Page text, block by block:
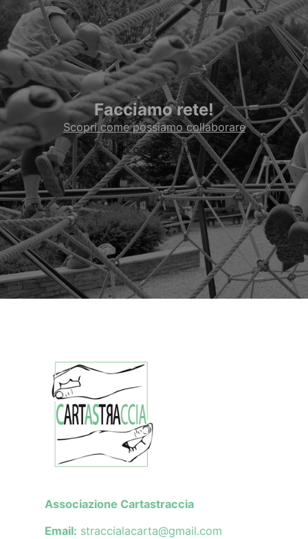
Facciamo rete!
Scopri come possiamo collaborare
Scopri di più
Associazione Cartastraccia
Email: straccialacarta@gmail.com